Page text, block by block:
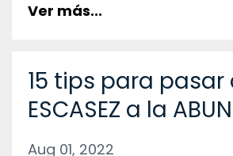
Ver más...
15 tips para pasar
ESCASEZ a la
Aug 01, 2022